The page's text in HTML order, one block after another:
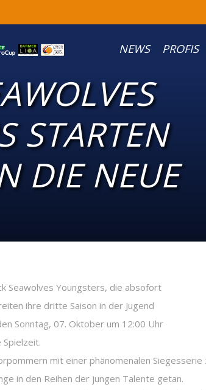
NEWS PROFIS
STARTEN
DIE NEUE
Seawolves Youngsters, die absofort
ihre dritte Saison in der Jugend
Sonntag, 07. Oktober um 12:00 Uhr
mit einer phänomenalen
in den Reihen der jungen Talente getan.